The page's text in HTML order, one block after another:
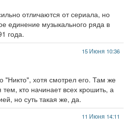
отличаются от сериала, но
единение музыкального ряда в
года.
15 Июня 10:36
"Никто", хотя смотрел его. Там же
кто начинает всех крошить, а
но суть такая же, да.
11 Июня 14:11